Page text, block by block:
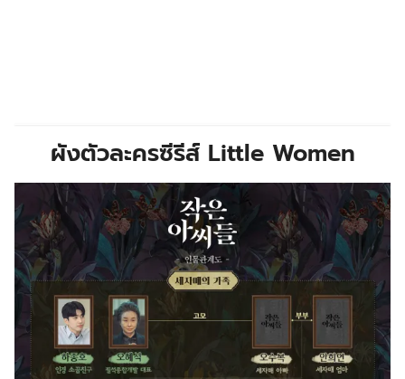
ผังตัวละครซีรีส์ Little Women